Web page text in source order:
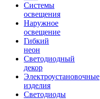
Системы
освещения
Наружное
освещение
Гибкий
неон
Светодиодный
декор
Электроустановочные
изделия
Светодиоды